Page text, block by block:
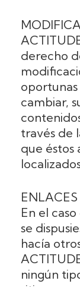
derecho
cambiar,
través de
que éstos
ENLACES
En el
se
hacía
ningún